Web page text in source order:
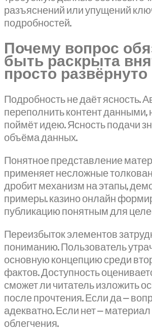
разъяснений или упущений
подробностей.
Почему вопрос
быть раскрыта
просто развёрнуто
Подробность не даёт ясность.
переполнить контент данными,
поймёт идею. Ясность подачи
объёма данных.
Понятное представление
применяет несложные
дробит механизм на этапы,
примеры. казино онлайн
публикацию понятным для
Переизбыток элементов
пониманию. Пользователь
основную концепцию среди
фактов. Доступность
сможет ли читатель изложить
после прочтения. Если да —
адекватно. Если нет —
облегчения.